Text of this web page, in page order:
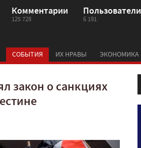
Комментарии
125 728
Пользователи
6 191
СОБЫТИЯ ИХ НРАВЫ ЭКОНОМИКА
закон о санкциях